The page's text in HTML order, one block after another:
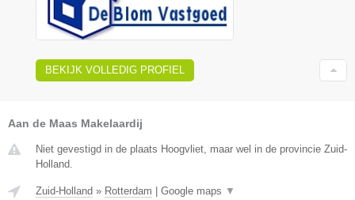
BEKIJK VOLLEDIG PROFIEL
Aan de Maas Makelaardij
Niet gevestigd in de plaats Hoogvliet, maar wel in de provincie Zuid-
Holland.
Zuid-Holland » Rotterdam Google maps ▼